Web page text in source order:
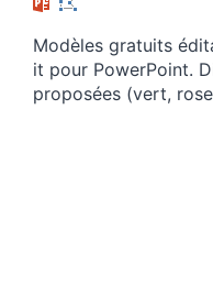
Modèles gratuits
it pour PowerPoint.
proposées (vert,